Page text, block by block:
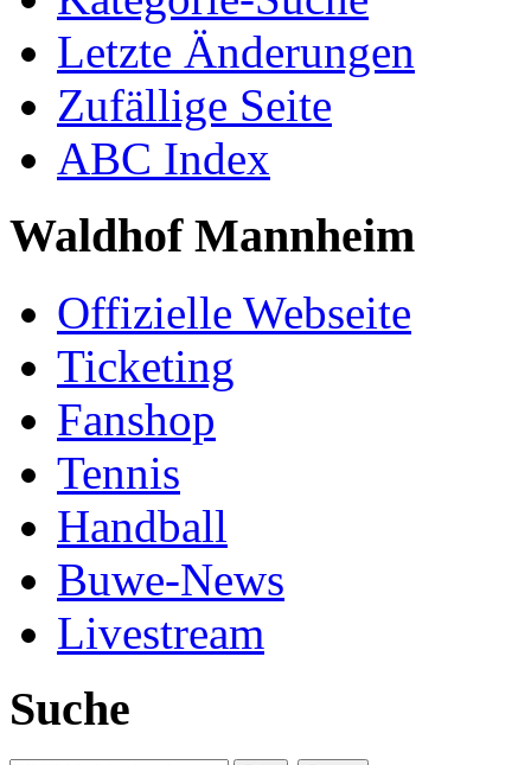
Letzte Änderungen
Zufällige Seite
ABC Index
Waldhof Mannheim
Offizielle Webseite
Ticketing
Fanshop
Tennis
Handball
Buwe-News
Livestream
Suche